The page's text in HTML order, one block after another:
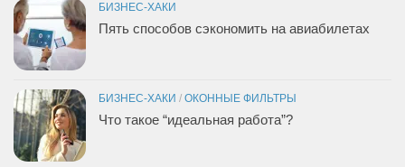
БИЗНЕС-ХАКИ
Пять способов сэкономить на авиабилетах
БИЗНЕС-ХАКИ / ОКОННЫЕ ФИЛЬТРЫ
Что такое “идеальная работа”?